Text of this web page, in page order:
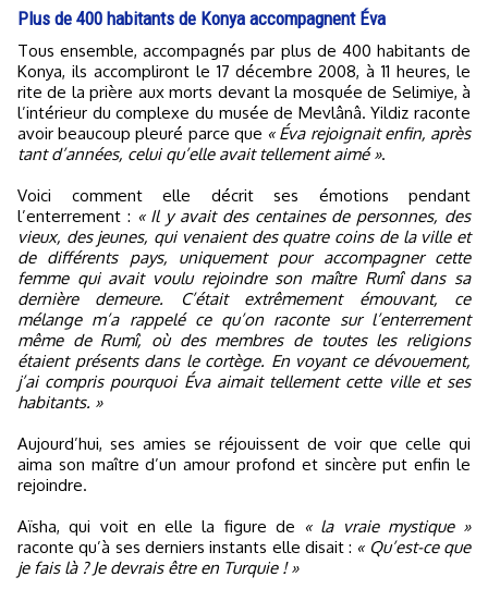
Plus de 400 habitants de Konya accompagnent Éva
Tous ensemble, accompagnés par plus de 400 habitants de
Konya, ils accompliront le 17 décembre 2008, à 11 heures, le
rite de la prière aux morts devant la mosquée de Selimiye, à
l’intérieur du complexe du musée de Mevlânâ. Yildiz raconte
avoir beaucoup pleuré parce que « Éva rejoignait enfin, après
tant d’années, celui qu’elle avait tellement aimé ».
Voici comment elle décrit ses émotions pendant
l’enterrement : « Il y avait des centaines de personnes, des
vieux, des jeunes, qui venaient des quatre coins de la ville et
de différents pays, uniquement pour accompagner cette
femme qui avait voulu rejoindre son maître Rumî dans sa
dernière demeure. C’était extrêmement émouvant, ce
mélange m’a rappelé ce qu’on raconte sur l’enterrement
même de Rumî, où des membres de toutes les religions
étaient présents dans le cortège. En voyant ce dévouement,
j’ai compris pourquoi Éva aimait tellement cette ville et ses
habitants. »
Aujourd’hui, ses amies se réjouissent de voir que celle qui
aima son maître d’un amour profond et sincère put enfin le
rejoindre.
Aïsha, qui voit en elle la figure de « la vraie mystique »
raconte qu’à ses derniers instants elle disait : « Qu’est-ce que
je fais là ? Je devrais être en Turquie ! »